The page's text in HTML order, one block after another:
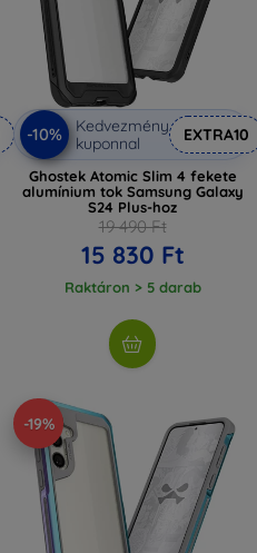
-10%
Kedvezmény
kuponnal
EXTRA10
Ghostek Atomic Slim 4 fekete
alumínium tok Samsung Galaxy
S24 Plus-hoz
19 490 Ft
15 830 Ft
Raktáron > 5 darab
-19%